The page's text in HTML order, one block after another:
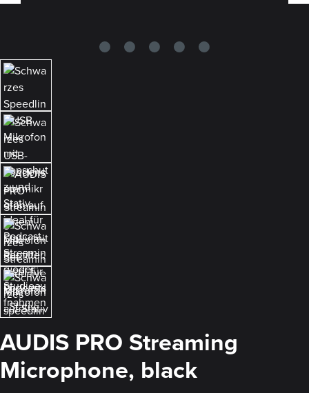
AUDIS PRO Streaming
Microphone, black